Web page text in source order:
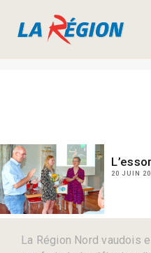
20 JUIN
La Région Nord vaudois